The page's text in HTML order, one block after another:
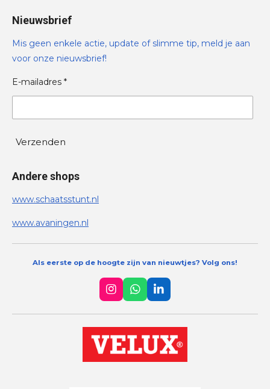
Nieuwsbrief
Mis geen enkele actie, update of slimme tip, meld je aan
voor onze nieuwsbrief!
E-mailadres *
Verzenden
Andere shops
www.schaatsstunt.nl
www.avaningen.nl
Als eerste op de hoogte zijn van nieuwtjes? Volg ons!
I
n
s
t
a
g
W
h
a
t
s
A
L
i
n
k
e
d